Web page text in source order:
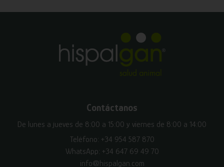
Contáctanos
De lunes a jueves de 8:00 a 15:00 y viernes de 8:00 a 14:00
Teléfono: +34 954 587 870
WhatsApp: +34 647 69 49 70
info@hispalgan.com